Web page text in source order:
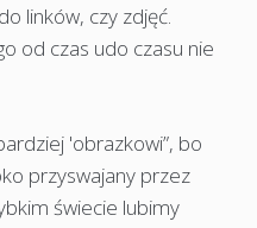
linków, czy zdjęć.
od czas udo czasu nie
'obrazkowi”, bo
przyswajany przez
świecie lubimy